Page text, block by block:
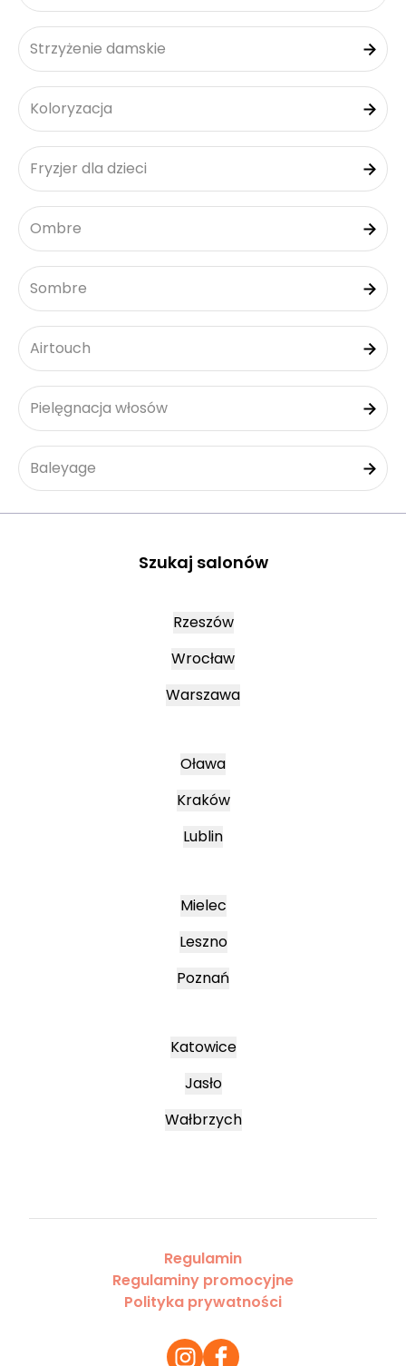
Strzyżenie damskie
Koloryzacja
Fryzjer dla dzieci
Ombre
Sombre
Airtouch
Pielęgnacja włosów
Baleyage
Szukaj salonów
Rzeszów
Wrocław
Warszawa
Oława
Kraków
Lublin
Mielec
Leszno
Poznań
Katowice
Jasło
Wałbrzych
Regulamin
Regulaminy promocyjne
Polityka prywatności